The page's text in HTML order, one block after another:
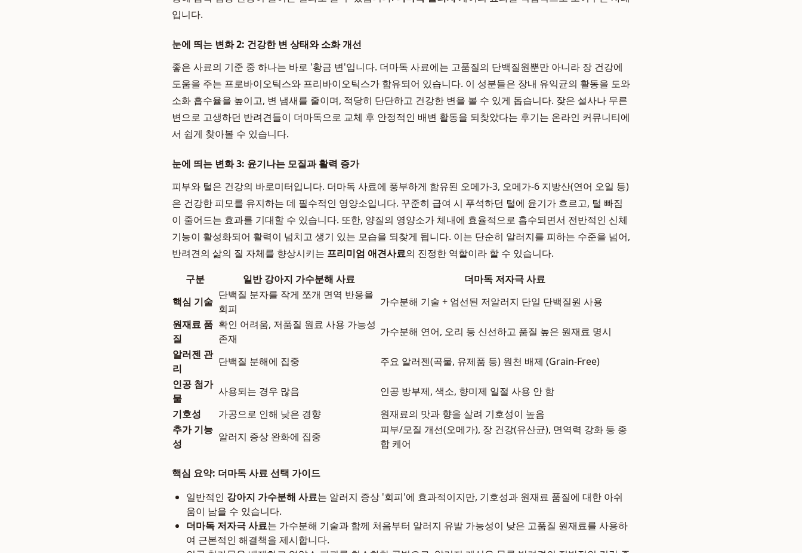
입니다.
눈에 띄는 변화 2: 건강한 변 상태와 소화 개선
좋은 사료의 기준 중 하나는 바로 '황금 변'입니다. 더마독 사료에는 고품질의 단백질원뿐만 아니라 장 건강에
도움을 주는 프로바이오틱스와 프리바이오틱스가 함유되어 있습니다. 이 성분들은 장내 유익균의 활동을 도와
소화 흡수율을 높이고, 변 냄새를 줄이며, 적당히 단단하고 건강한 변을 볼 수 있게 돕습니다. 잦은 설사나 무른
변으로 고생하던 반려견들이 더마독으로 교체 후 안정적인 배변 활동을 되찾았다는 후기는 온라인 커뮤니티에
서 쉽게 찾아볼 수 있습니다.
눈에 띄는 변화 3: 윤기나는 모질과 활력 증가
피부와 털은 건강의 바로미터입니다. 더마독 사료에 풍부하게 함유된 오메가-3, 오메가-6 지방산(연어 오일 등)
은 건강한 피모를 유지하는 데 필수적인 영양소입니다. 꾸준히 급여 시 푸석하던 털에 윤기가 흐르고, 털 빠짐
이 줄어드는 효과를 기대할 수 있습니다. 또한, 양질의 영양소가 체내에 효율적으로 흡수되면서 전반적인 신체
기능이 활성화되어 활력이 넘치고 생기 있는 모습을 되찾게 됩니다. 이는 단순히 알러지를 피하는 수준을 넘어,
반려견의 삶의 질 자체를 향상시키는 프리미엄 애견사료의 진정한 역할이라 할 수 있습니다.
구분
일반 강아지 가수분해 사료
더마독 저자극 사료
핵심 기술
단백질 분자를 작게 쪼개 면역 반응을
회피
가수분해 기술 + 엄선된 저알러지 단일 단백질원 사용
원재료 품
질
확인 어려움, 저품질 원료 사용 가능성
존재
가수분해 연어, 오리 등 신선하고 품질 높은 원재료 명시
알러젠 관
리
단백질 분해에 집중
주요 알러젠(곡물, 유제품 등) 원천 배제 (Grain-Free)
인공 첨가
물
사용되는 경우 많음
인공 방부제, 색소, 향미제 일절 사용 안 함
기호성
가공으로 인해 낮은 경향
원재료의 맛과 향을 살려 기호성이 높음
추가 기능
성
알러지 증상 완화에 집중
피부/모질 개선(오메가), 장 건강(유산균), 면역력 강화 등 종
합 케어
핵심 요약: 더마독 사료 선택 가이드
일반적인 강아지 가수분해 사료는 알러지 증상 '회피'에 효과적이지만, 기호성과 원재료 품질에 대한 아쉬
움이 남을 수 있습니다.
더마독 저자극 사료는 가수분해 기술과 함께 처음부터 알러지 유발 가능성이 낮은 고품질 원재료를 사용하
여 근본적인 해결책을 제시합니다.